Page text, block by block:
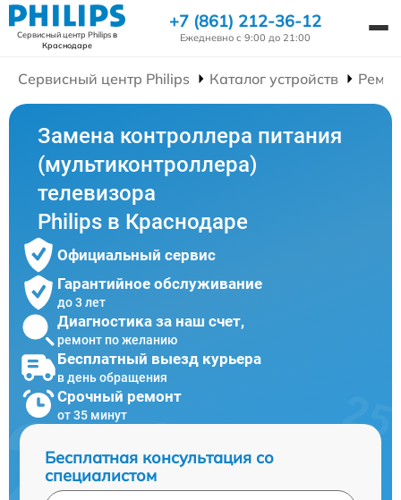
Сервисный центр Philipsв
Краснодаре
+7 (861) 212-36-12
Ежедневно с 9:00 до 21:00
Сервисный центр Philips Каталог устройств
Замена контроллера питания
(мультиконтроллера)
телевизора
Philips в Краснодаре
Официальный сервис
Гарантийное обслуживание
до 3 лет
Диагностика за наш счет,
ремонт по желанию
Бесплатный выезд курьера
в день обращения
Срочный ремонт
от 35 минут
Бесплатная консультация со
специалистом